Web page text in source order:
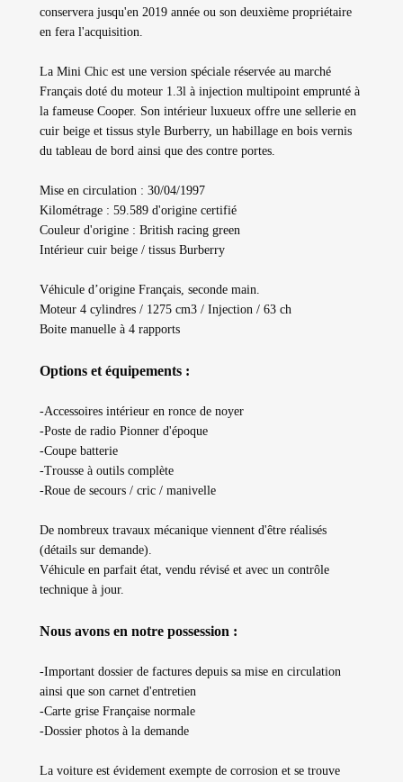
conservera jusqu'en 2019 année ou son deuxième propriétaire
en fera l'acquisition.
La Mini Chic est une version spéciale réservée au marché
Français doté du moteur 1.3l à injection multipoint emprunté à
la fameuse Cooper. Son intérieur luxueux offre une sellerie en
cuir beige et tissus style Burberry, un habillage en bois vernis
du tableau de bord ainsi que des contre portes.
Mise en circulation : 30/04/1997
Kilométrage : 59.589 d'origine certifié
Couleur d'origine : British racing green
Intérieur cuir beige / tissus Burberry
Véhicule d’origine Français, seconde main.
Moteur 4 cylindres / 1275 cm3 / Injection / 63 ch
Boite manuelle à 4 rapports
Options et équipements :
-Accessoires intérieur en ronce de noyer
-Poste de radio Pionner d'époque
-Coupe batterie
-Trousse à outils complète
-Roue de secours / cric / manivelle
De nombreux travaux mécanique viennent d'être réalisés
(détails sur demande).
Véhicule en parfait état, vendu révisé et avec un contrôle
technique à jour.
Nous avons en notre possession :
-Important dossier de factures depuis sa mise en circulation
ainsi que son carnet d'entretien
-Carte grise Française normale
-Dossier photos à la demande
La voiture est évidement exempte de corrosion et se trouve